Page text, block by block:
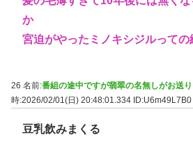
か
宮迫がやったミノキシジルっての
26 名前:番組の途中ですが翡翠の名無しがお送
時:2026/02/01(日) 20:48:01.334 ID:U6m49L7B0
豆乳飲みまくる